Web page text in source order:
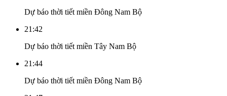
Dự báo thời tiết miền Đông Nam Bộ
21:42
Dự báo thời tiết miền Tây Nam Bộ
21:44
Dự báo thời tiết miền Đông Nam Bộ